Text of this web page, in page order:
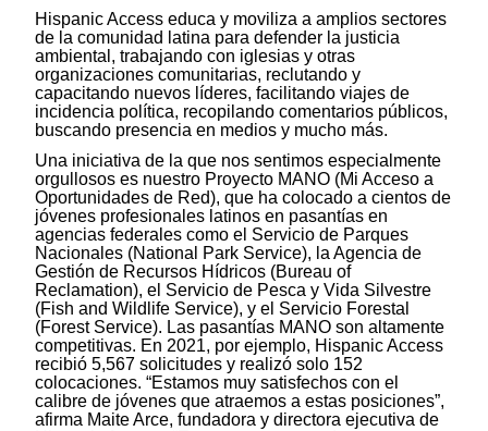
Hispanic Access educa y moviliza a amplios sectores
de la comunidad latina para defender la justicia
ambiental, trabajando con iglesias y otras
organizaciones comunitarias, reclutando y
capacitando nuevos líderes, facilitando viajes de
incidencia política, recopilando comentarios públicos,
buscando presencia en medios y mucho más.
Una iniciativa de la que nos sentimos especialmente
orgullosos es nuestro Proyecto MANO (Mi Acceso a
Oportunidades de Red), que ha colocado a cientos de
jóvenes profesionales latinos en pasantías en
agencias federales como el Servicio de Parques
Nacionales (National Park Service), la Agencia de
Gestión de Recursos Hídricos (Bureau of
Reclamation), el Servicio de Pesca y Vida Silvestre
(Fish and Wildlife Service), y el Servicio Forestal
(Forest Service). Las pasantías MANO son altamente
competitivas. En 2021, por ejemplo, Hispanic Access
recibió 5,567 solicitudes y realizó solo 152
colocaciones. “Estamos muy satisfechos con el
calibre de jóvenes que atraemos a estas posiciones”,
afirma Maite Arce, fundadora y directora ejecutiva de